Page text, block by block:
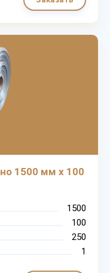
1500 мм х 100
1500
100
250
1